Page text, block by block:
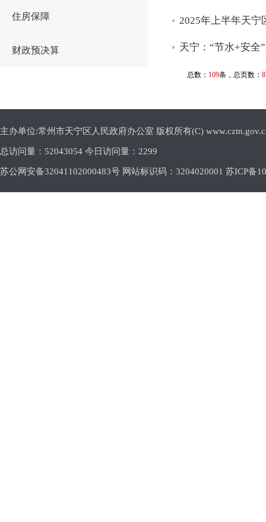
住房保障
财政预决算
2025年上半年天宁
天宁：“节水+安全
总数： 109条，总页数： 8
主办单位:常州市天宁区人民政府办公室 版权所有(C)
总访问量： 52043054 今日访问量： 2299
苏公网安备32041102000483号 网站标识码：3204020001 苏ICP备